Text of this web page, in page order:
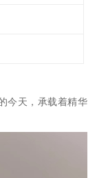
今天，承载着精华